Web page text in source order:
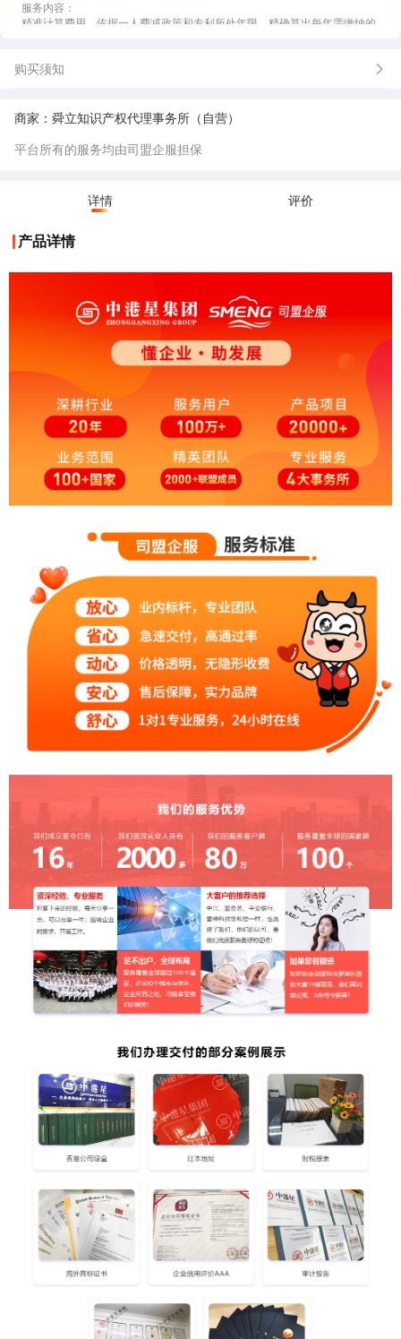
服务内容：
精准计算费用，依据一人费减政策和专利所处年限，精确算出每年需缴纳的
提供缴费凭证，缴费完成后，第一时间向客户提供正规有效的缴费证明材
购买须知
商家：舜立知识产权代理事务所（自营）
平台所有的服务均由司盟企服担保
详情 评价
产品详情